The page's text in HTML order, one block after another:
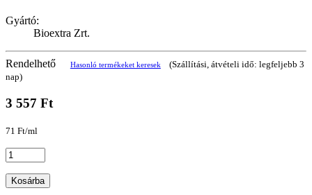
Gyártó:
Bioextra Zrt.
Rendelhető Hasonló termékeket keresek
(Szállítási, átvételi idő: legfeljebb 3
nap)
3 557 Ft
71 Ft/ml
Kosárba